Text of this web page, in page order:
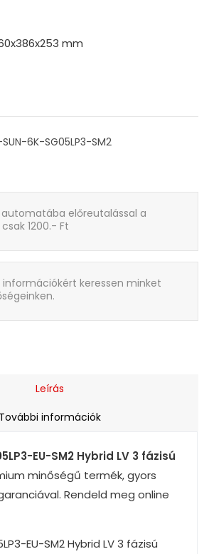
mm
SUN-6K-SG05LP3-SM2
automatába előreutalással a
1200.- Ft
információkért keressen minket
Leírás
További információk
EU-SM2 Hybrid LV 3 fázisú
minőségű termék, gyors
Rendeld meg online
EU-SM2 Hybrid LV 3 fázisú